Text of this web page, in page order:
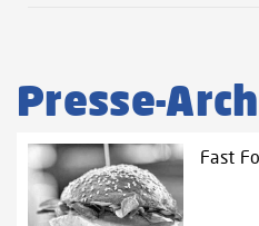
Presse-
Fast